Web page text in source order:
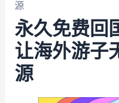
源
永久免费回
让海外游子
源